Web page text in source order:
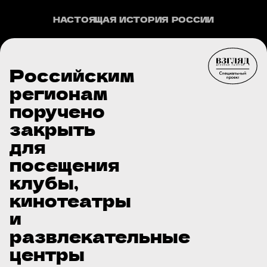
НАСТОЯЩАЯ ИСТОРИЯ РОССИИ
Российским
регионам
поручено
закрыть
для
посещения
клубы,
кинотеатры
и
развлекательные
центры